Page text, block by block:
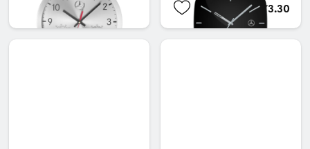
AED 573.30
AED 267.75